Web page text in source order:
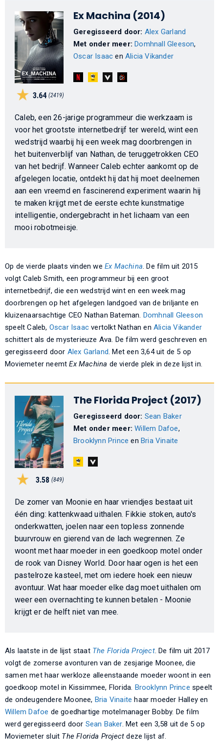
3.64 (2419)
Ex Machina (2014)
Geregisseerd door: Alex Garland
Met onder meer:Domhnall Gleeson,
Oscar Isaac enAlicia Vikander
Caleb, een 26-jarige programmeur die werkzaam is
voor het grootste internetbedrijf ter wereld, wint een
wedstrijd waarbij hij een week mag doorbrengen in
het buitenverblijf van Nathan, de teruggetrokken CEO
van het bedrijf. Wanneer Caleb echter aankomt op de
afgelegen locatie, ontdekt hij dat hij moet deelnemen
aan een vreemd en fascinerend experiment waarin hij
te maken krijgt met de eerste echte kunstmatige
intelligentie, ondergebracht in het lichaam van een
mooi robotmeisje.
Op de vierde plaats vinden we Ex Machina. De film uit 2015
volgt Caleb Smith, een programmeur bij een groot
internetbedrijf, die een wedstrijd wint en een week mag
doorbrengen op het afgelegen landgoed van de briljante en
kluizenaarsachtige CEO Nathan Bateman. Domhnall Gleeson
speelt Caleb, Oscar Isaac vertolkt Nathan enAlicia Vikander
schittert als de mysterieuze Ava. De film werd geschreven en
geregisseerd door Alex Garland. Met een 3,64 uit de 5 op
Moviemeter neemtEx Machina de vierde plek in deze lijst in.
3.58 (849)
The Florida Project (2017)
Geregisseerd door: Sean Baker
Met onder meer:Willem Dafoe,
Brooklynn Prince enBria Vinaite
De zomer van Moonie en haar vriendjes bestaat uit
één ding: kattenkwaad uithalen. Fikkie stoken, auto's
onderkwatten, joelen naar een topless zonnende
buurvrouw en gierend van de lach wegrennen. Ze
woont met haar moeder in een goedkoop motel onder
de rook van Disney World. Door haar ogen is het een
pastelroze kasteel, met om iedere hoek een nieuw
avontuur. Wat haar moeder elke dag moet uithalen om
weer een overnachting te kunnen betalen - Moonie
krijgt er de helft niet van mee.
Als laatste in de lijst staat The Florida Project. De film uit 2017
volgt de zomerse avonturen van de zesjarige Moonee, die
samen met haar werkloze alleenstaande moeder woont in een
goedkoop motel in Kissimmee, Florida. Brooklynn Prince speelt
de ondeugendere Moonee, Bria Vinaite haar moeder Halley en
Willem Dafoe de goedhartige motelmanager Bobby. De film
werd geregisseerd door Sean Baker. Met een 3,58 uit de 5 op
Moviemeter sluit The Florida Project deze lijst af.